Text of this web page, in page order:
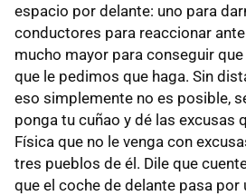
espacio por delante: uno para
conductores para reaccionar
mucho mayor para conseguir
que le pedimos que haga. Sin
eso simplemente no es posible,
ponga tu cuñao y dé las excusas
Física que no le venga con
tres pueblos de él. Dile que
que el coche de delante pasa por